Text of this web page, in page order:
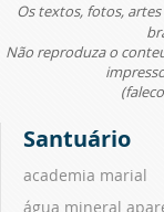
Os textos, fotos,
Não reproduza o
Santuário
academia marial
água mineral